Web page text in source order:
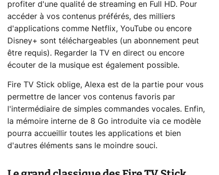
profiter d'une qualité de streaming en Full HD. Pour
accéder à vos contenus préférés, des milliers
d'applications comme Netflix, YouTube ou encore
Disney+ sont téléchargeables (un abonnement peut
être requis). Regarder la TV en direct ou encore
écouter de la musique est également possible.
Fire TV Stick oblige, Alexa est de la partie pour vous
permettre de lancer vos contenus favoris par
l'intermédiaire de simples commandes vocales. Enfin,
la mémoire interne de 8 Go introduite via ce modèle
pourra accueillir toutes les applications et bien
d'autres éléments sans le moindre souci.